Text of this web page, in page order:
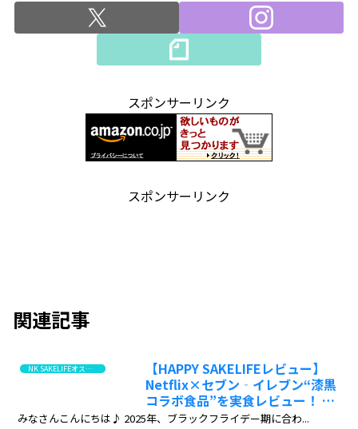
スポンサーリンク
スポンサーリンク
関連記事
NK SAKELIFEオススメ！高評価はこちら
【HAPPY SAKELIFEレビュー】
Netflix×セブン‐イレブン“漆黒
コラボ食品”を実食レビュー！ 辛
口ブラックチゲラーメン＆黒いわ
みなさんこんにちは♪ 2025年、ブラックフライデー期に合わ...